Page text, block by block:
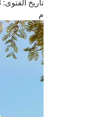
تاريخ الفتوى:
م